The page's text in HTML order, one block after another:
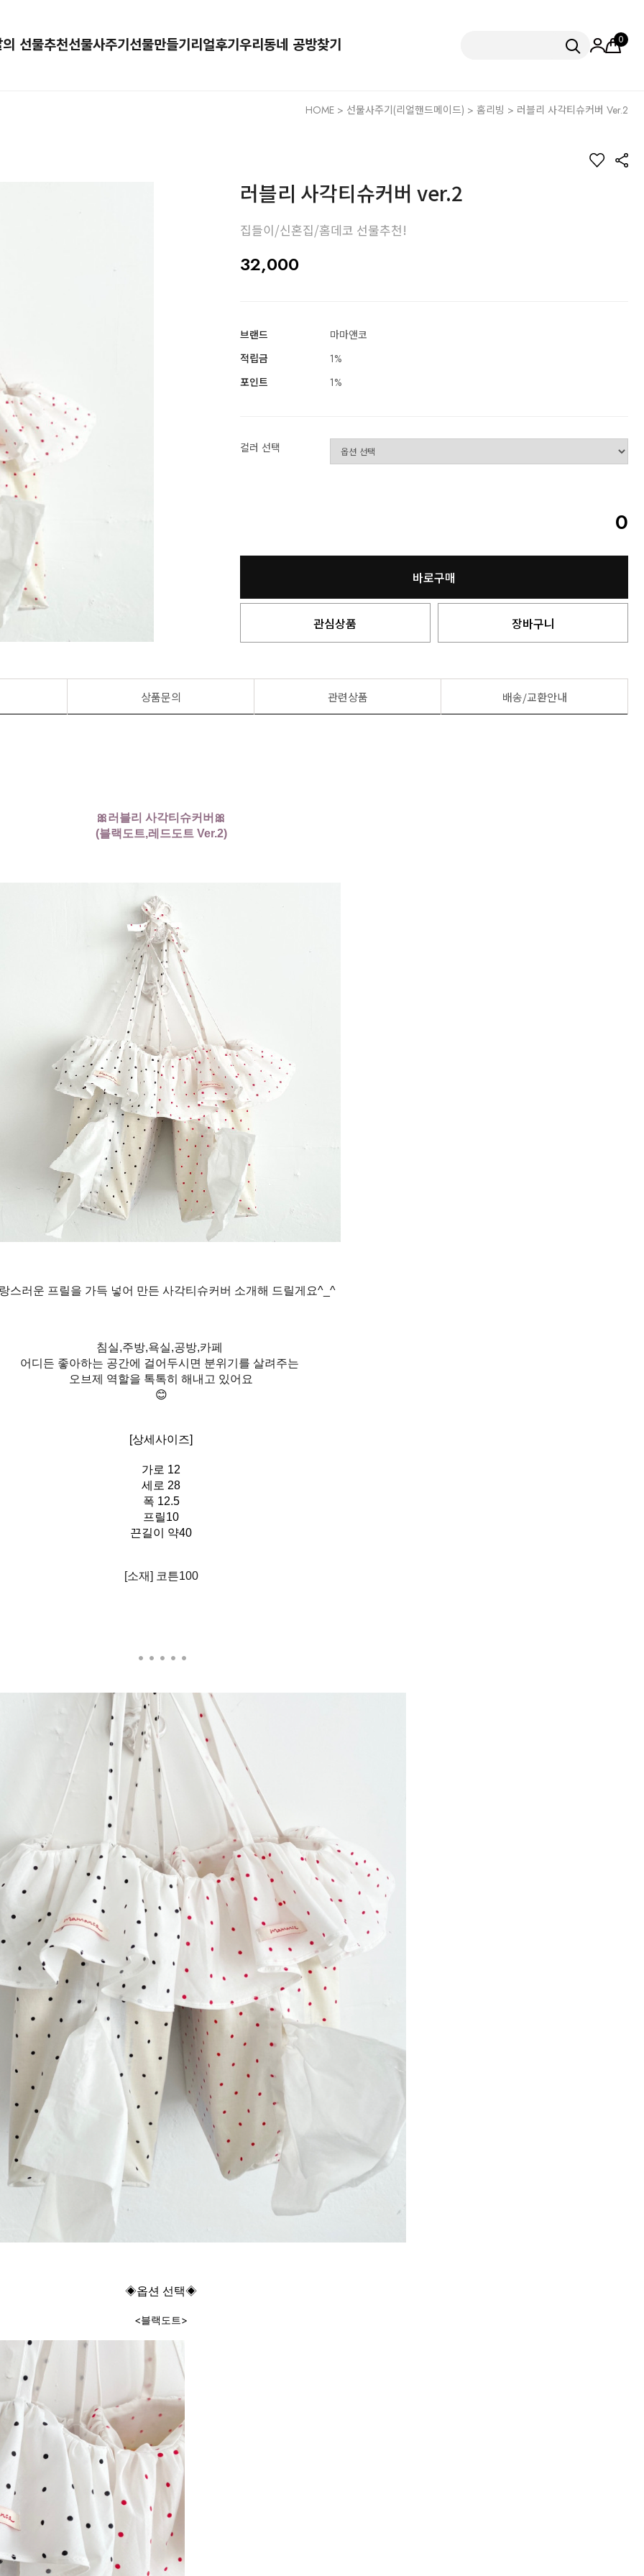
선물추천선물사주기 선물만들기 리얼후기 우리동네 공방찾기 0
HOME > 선물사주기(리얼핸드메이드) > 홈리빙 > 러블리 사각티슈커버 Ver.2
러블리 사각티슈커버 ver.2
집들이/신혼집/홈데코 선물추천!
32,000
브랜드
마마앤코
적립금
1%
포인트
1%
컬러 선택
0
바로구매
관심상품 장바구니
상품문의 관련상품 배송/교환안내
🎀러블리 사각티슈커버🎀
(블랙도트,레드도트 Ver.2)
스러운 프릴을 가득 넣어 만든 사각티슈커버 소개해 드릴게요^_^
침실,주방,욕실,공방,카페
어디든 좋아하는 공간에 걸어두시면 분위기를 살려주는
오브제 역할을 톡톡히 해내고 있어요
😊
[상세사이즈]
가로 12
세로 28
폭 12.5
프릴10
끈길이 약40
[소재] 코튼100
◈옵션 선택◈
<블랙도트>